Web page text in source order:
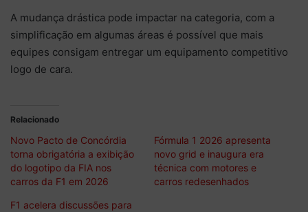
A mudança drástica pode impactar na categoria, com a
simplificação em algumas áreas é possível que mais
equipes consigam entregar um equipamento competitivo
logo de cara.
Relacionado
Novo Pacto de Concórdia
torna obrigatória a exibição
do logotipo da FIA nos
carros da F1 em 2026
Fórmula 1 2026 apresenta
novo grid e inaugura era
técnica com motores e
carros redesenhados
F1 acelera discussões para